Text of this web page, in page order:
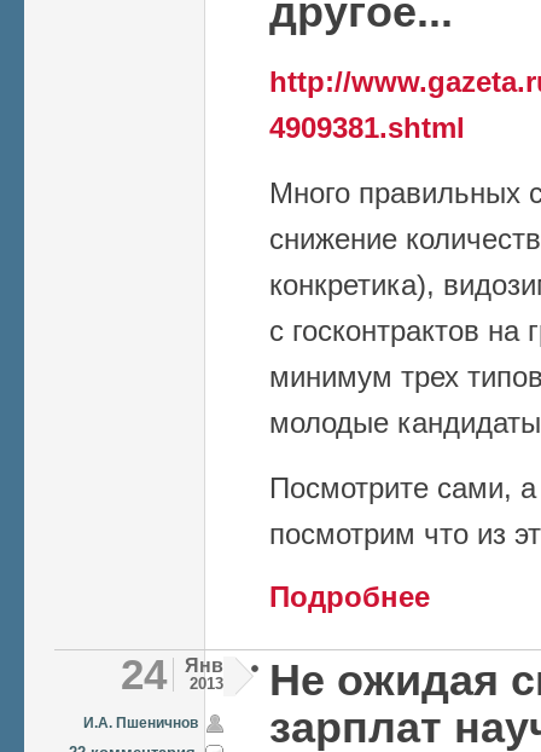
другое...
http://
4909381.shtml
Много правильных
снижение
конкретика),
с госконтрактов на
минимум трех
молодые
Посмотрите сами,
посмотрим что из
Подробнее
24 Янв
2013
И.А. Пшеничнов
Не ожидая
зарплат